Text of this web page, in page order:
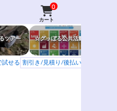
0
カート
ツアー ☆グッぼる公共活動
試せる 割引き/見積り/後払い